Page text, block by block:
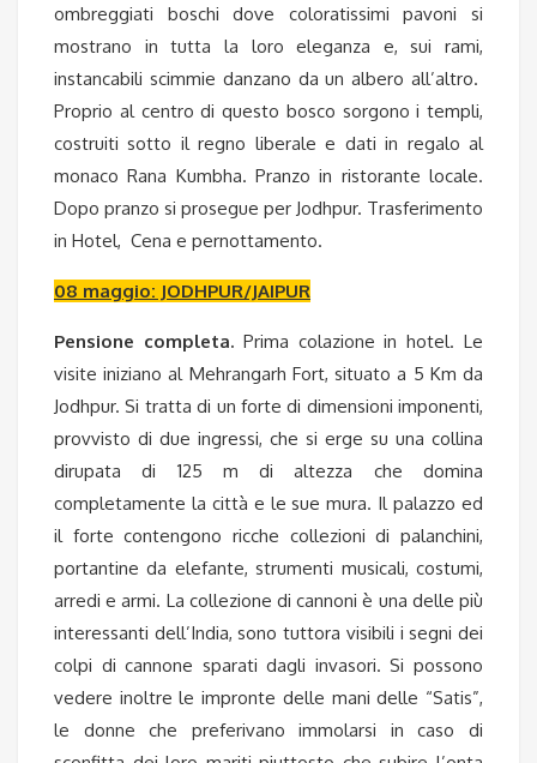
ombreggiati boschi dove coloratissimi pavoni si
mostrano in tutta la loro eleganza e, sui rami,
instancabili scimmie danzano da un albero all’altro.
Proprio al centro di questo bosco sorgono i templi,
costruiti sotto il regno liberale e dati in regalo al
monaco Rana Kumbha. Pranzo in ristorante locale.
Dopo pranzo si prosegue per Jodhpur. Trasferimento
in Hotel, Cena e pernottamento.
08 maggio: JODHPUR/JAIPUR
Pensione completa.Prima colazione in hotel. Le
visite iniziano al Mehrangarh Fort, situato a 5 Km da
Jodhpur. Si tratta di un forte di dimensioni imponenti,
provvisto di due ingressi, che si erge su una collina
dirupata di 125 m di altezza che domina
completamente la città e le sue mura. Il palazzo ed
il forte contengono ricche collezioni di palanchini,
portantine da elefante, strumenti musicali, costumi,
arredi e armi. La collezione di cannoni è una delle più
interessanti dell’India, sono tuttora visibili i segni dei
colpi di cannone sparati dagli invasori. Si possono
vedere inoltre le impronte delle mani delle “Satis”,
le donne che preferivano immolarsi in caso di